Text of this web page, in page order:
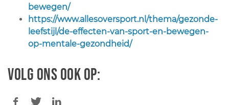
bewegen/
https://www.allesoversport.nl/thema/gezonde-
leefstijl/de-effecten-van-sport-en-bewegen-
op-mentale-gezondheid/
Volg ons ook op: